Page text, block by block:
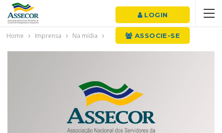
LOGIN
ASSOCIE-SE
Home Imprensa Na mídia